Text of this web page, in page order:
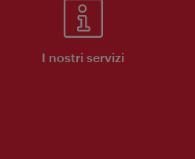
I nostri servizi